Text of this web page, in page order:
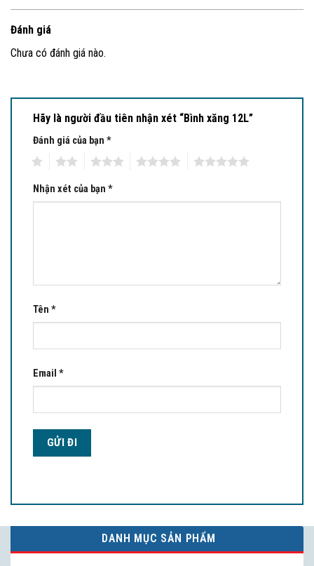
Đánh giá
Chưa có đánh giá nào.
Hãy là người đầu tiên nhận xét “Bình xăng 12L”
Đánh giá của bạn *
Nhận xét của bạn *
Tên *
Email *
DANH MỤC SẢN PHẨM